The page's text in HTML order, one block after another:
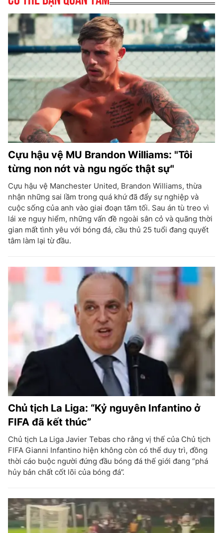
Cựu hậu vệ MU Brandon Williams: "Tôi
từng non nớt và ngu ngốc thật sự"
Cựu hậu vệ Manchester United, Brandon Williams, thừa
nhận những sai lầm trong quá khứ đã đẩy sự nghiệp và
cuộc sống của anh vào giai đoạn tăm tối. Sau án tù treo vì
lái xe nguy hiểm, những vấn đề ngoài sân cỏ và quãng thời
gian mất tình yêu với bóng đá, cầu thủ 25 tuổi đang quyết
tâm làm lại từ đầu.
Chủ tịch La Liga: “Kỷ nguyên Infantino ở
FIFA đã kết thúc”
Chủ tịch La Liga Javier Tebas cho rằng vị thế của Chủ tịch
FIFA Gianni Infantino hiện không còn có thể duy trì, đồng
thời cáo buộc người đứng đầu bóng đá thế giới đang “phá
hủy bản chất cốt lõi của bóng đá”.